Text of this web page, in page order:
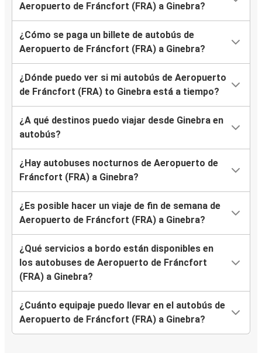
Aeropuerto de Fráncfort (FRA) a Ginebra?
¿Cómo se paga un billete de autobús de
Aeropuerto de Fráncfort (FRA) a Ginebra?
¿Dónde puedo ver si mi autobús de Aeropuerto
de Fráncfort (FRA) to Ginebra está a tiempo?
¿A qué destinos puedo viajar desde Ginebra en
autobús?
¿Hay autobuses nocturnos de Aeropuerto de
Fráncfort (FRA) a Ginebra?
¿Es posible hacer un viaje de fin de semana de
Aeropuerto de Fráncfort (FRA) a Ginebra?
¿Qué servicios a bordo están disponibles en
los autobuses de Aeropuerto de Fráncfort
(FRA) a Ginebra?
¿Cuánto equipaje puedo llevar en el autobús de
Aeropuerto de Fráncfort (FRA) a Ginebra?